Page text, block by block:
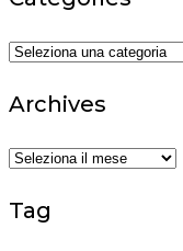
Categories
Archives
Archives
Tag